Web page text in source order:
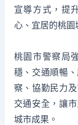
宣導方式，提
心、宜居的桃園
桃園市警察局
穩、交通順暢
察、協勤民力
交通安全，讓
城市成果。